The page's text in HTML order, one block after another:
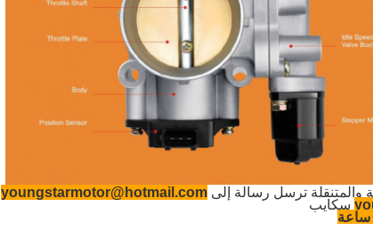
والمتنقلة ترسل رسالة إلى youngstarmotor@hotmail.com
سكايب